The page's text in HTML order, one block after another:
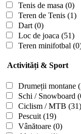
Tenis de masa (0)
Teren de Tenis (1)
Dart (0)
Loc de joaca (51)
Teren minifotbal
Activități & Sport
Drumeții montane
Schi / Snowboard
Ciclism / MTB (31)
Pescuit(19)
Vânătoare (0)